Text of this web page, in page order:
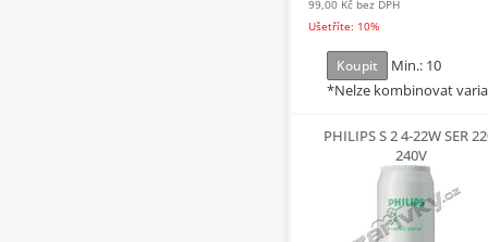
99,00 Kč bez DPH
Ušetříte: 10%
Koupit
Min.: 10
*Nelze kombinovat
PHILIPS S 2 4-22W SER
240V